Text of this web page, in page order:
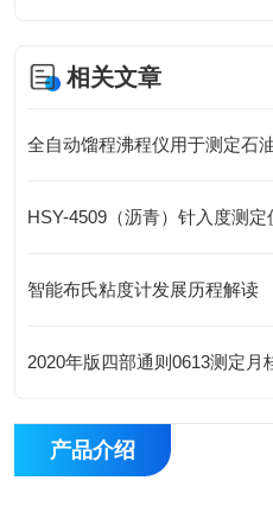
相关文章
全自动馏程沸程仪用于测定石
HSY-4509（沥青）针入度测
智能布氏粘度计发展历程解读
2020年版四部通则0613测定月
产品介绍